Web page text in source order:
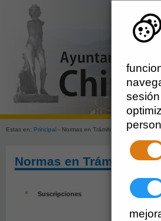
Estas en: Principal - Normas en Trámite de Aprobacón
Normas en Trámite de
Suscripciones